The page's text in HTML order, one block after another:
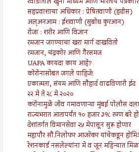
सहप्रवाशाचा अधिकार : प्रेषितवाणी (हदीस)
अल्अनआम : ईशवाणी (सुबोध कुरआन)
रोजा : शरीर आणि विज्ञान
रमजान जगण्याचा खरा मार्ग दाखवितो
रमजान, चंद्रकोर आणि गैरसमज
UAPA कायदा काय आहे?
कोरोनासोबत जगले पाहिजे!
एकात्मता, संयम आणि सौहार्द वाढविणारी ईद
२२ मे ते २८ मे २०२०
करोनामुळे जीव गमावणाऱ्या मुंबई पोलीस
राज्यभरात आतापर्यंत १० हजार ३१८ रुग्ण बरे
देशांतर्गत विमानसेवा २५ मेपासून सुरू होणार
महापौर सौ.निलोफर आजरेकर यांचेकडून
रेशनकार्ड नसलेल्यांना मे व जून महिन्यात